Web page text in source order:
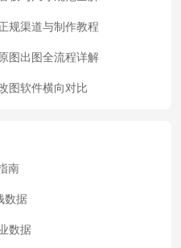
规渠道与制作教程
图出图全流程详解
图软件横向对比
南
数据
数据